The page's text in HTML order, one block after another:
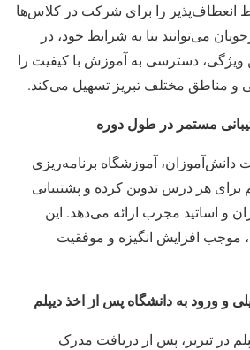
انعطاف‌پذیر را برای شرکت در کلاس‌ها
می‌توانند بنا به شرایط خود، در
ویژگی، دسترسی به آموزش با کیفیت را
و مناطق مختلف تبریز تسهیل می‌کند.
مستمر در طول دوره
دانش‌آموزان، آموزشگاه برنامه‌ریزی
هر درس تدوین کرده و پشتیبانی
و اساتید مجرب ارائه می‌دهد. این
موجب افزایش انگیزه و موفقیت
و ورود به دانشگاه پس از اخذ دیپلم
در تبریز، پس از دریافت مدرک